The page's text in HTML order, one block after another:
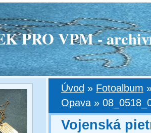
PRO VPM -
Úvod » Fotoalbum
Opava »
Vojenská